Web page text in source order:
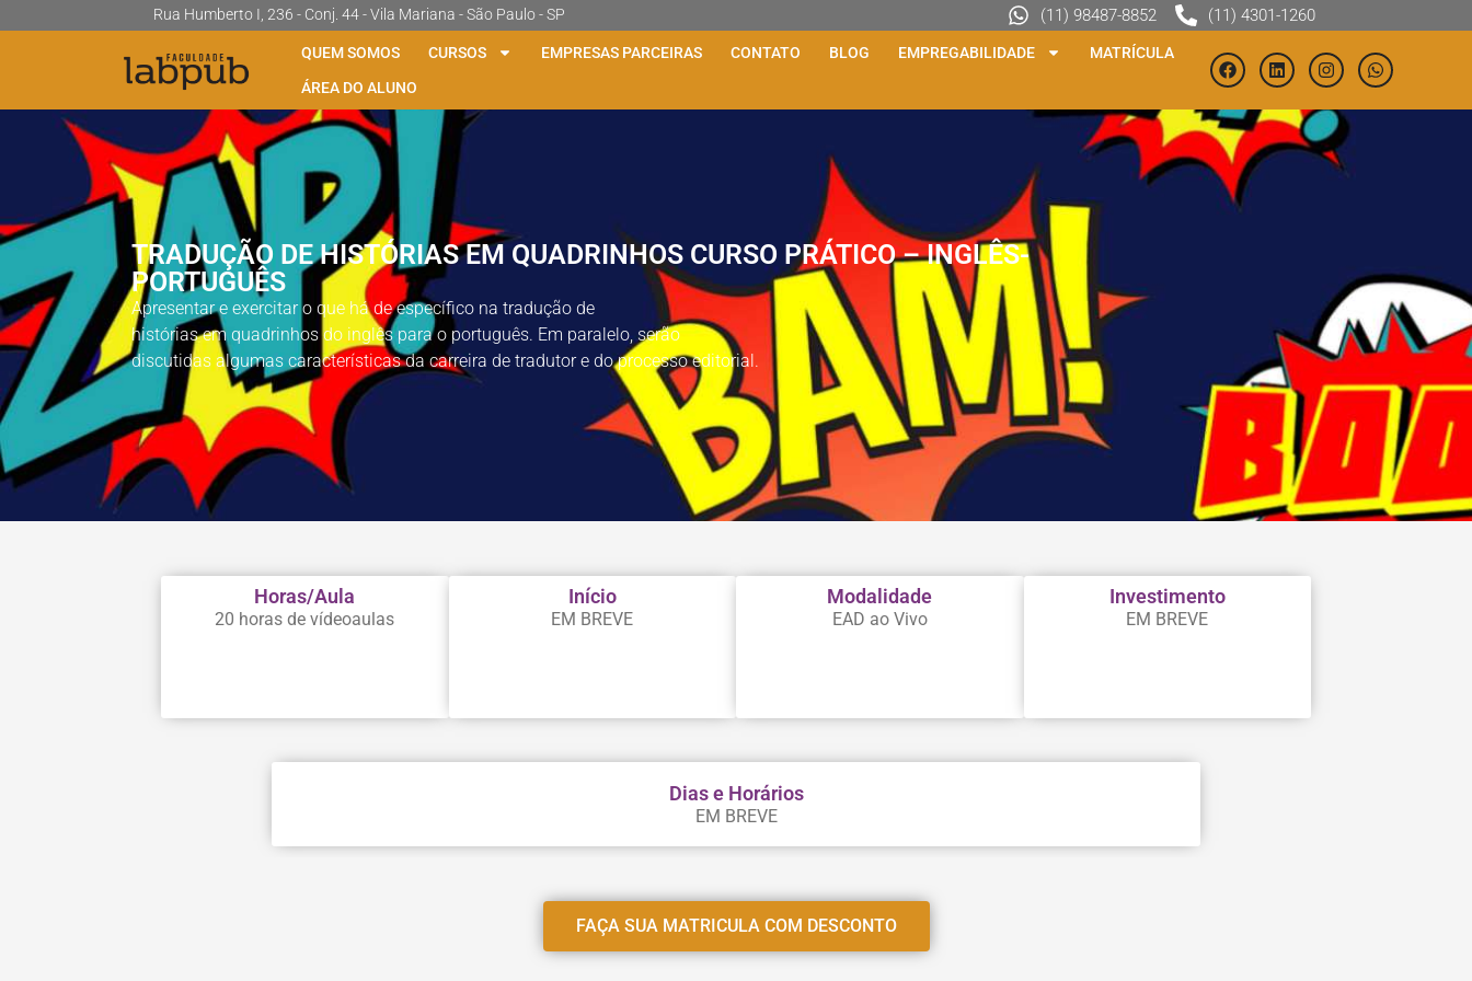
Rua Humberto I, 236 - Conj. 44 - Vila Mariana - São Paulo - SP (11) 98487-8852 (11) 4301-1260
QUEM SOMOS CURSOS EMPRESAS PARCEIRAS CONTATO BLOG EMPREGABILIDADE
MATRÍCULA
ÁREA DO ALUNO
TRADUÇÃO DE HISTÓRIAS EM QUADRINHOS CURSO PRÁTICO – INGLÊS-
PORTUGUÊS
Apresentar e exercitar o que há de específico na tradução de
histórias em quadrinhos do inglês para o português. Em paralelo, serão
discutidas algumas características da carreira de tradutor e do processo editorial.
Horas/Aula
20 horas de vídeoaulas
Início
EM BREVE
Modalidade
EAD ao Vivo
Investimento
EM BREVE
Dias e Horários
EM BREVE
FAÇA SUA MATRICULA COM DESCONTO